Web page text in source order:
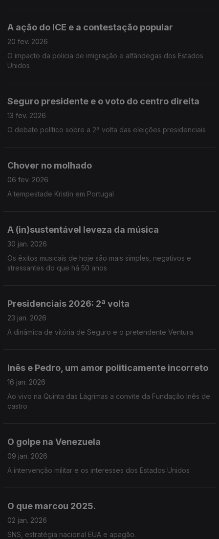
A ação do ICE e a contestação popular
20 fev. 2026
O impacto da policia de imigração e alfândegas dos Estados
Unidos
Seguro presidente e o voto do centro direita
13 fev. 2026
O debate político sobre a 2ª volta das eleições presidenciais
Chover no molhado
06 fev. 2026
A tempestade Kristin em Portugal
A (in)sustentável leveza da música
30 jan. 2026
Os êxitos musicais de hoje são mais simples, negativos e
stressantes do que há 50 anos
Presidenciais 2026: 2ª volta
23 jan. 2026
A dinâmica de vitória de Seguro e o pretendente Ventura
Inês e Pedro, um amor politicamente incorreto
16 jan. 2026
Ao vivo na Quinta das Lágrimas a convite da Fundação Inês de
castro
O golpe na Venezuela
09 jan. 2026
A intervenção militar e os interesses dos Estados Unidos
O que marcou 2025.
02 jan. 2026
SNS, estratégia nacional EUA e apagão.